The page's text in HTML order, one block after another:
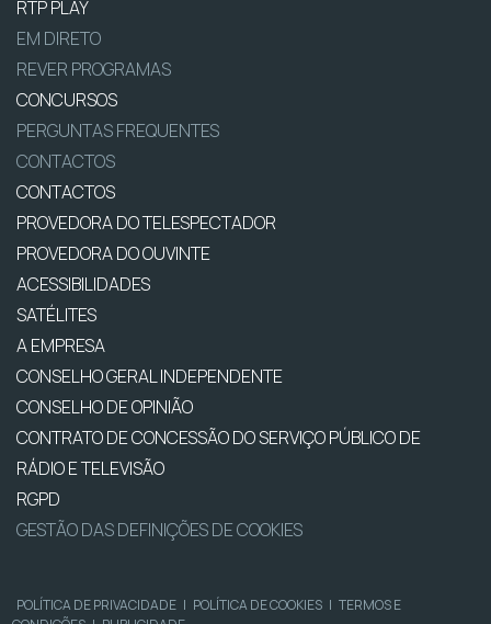
RTP PLAY
EM DIRETO
REVER PROGRAMAS
CONCURSOS
PERGUNTAS FREQUENTES
CONTACTOS
CONTACTOS
PROVEDORA DO TELESPECTADOR
PROVEDORA DO OUVINTE
ACESSIBILIDADES
SATÉLITES
A EMPRESA
CONSELHO GERAL INDEPENDENTE
CONSELHO DE OPINIÃO
CONTRATO DE CONCESSÃO DO SERVIÇO PÚBLICO DE
RÁDIO E TELEVISÃO
RGPD
GESTÃO DAS DEFINIÇÕES DE COOKIES
POLÍTICA DE PRIVACIDADE | POLÍTICA DE COOKIES | TERMOS E